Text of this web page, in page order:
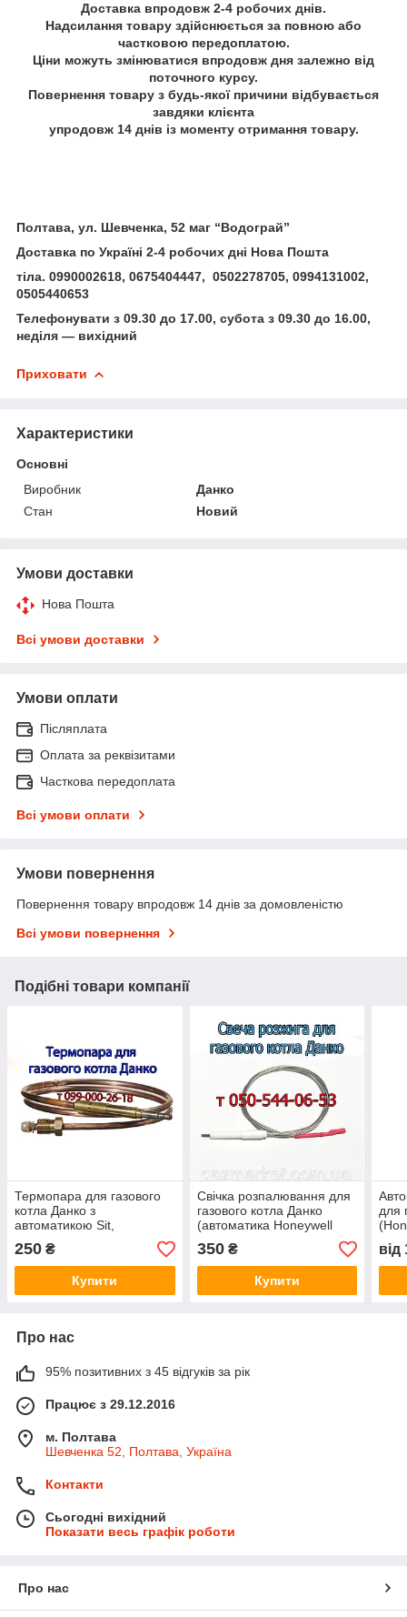
Доставка впродовж 2-4 робочих днів.
Надсилання товару здійснюється за повною або
частковою передоплатою.
Ціни можуть змінюватися впродовж дня залежно від
поточного курсу.
Повернення товару з будь-якої причини відбувається
завдяки клієнта
упродовж 14 днів із моменту отримання товару.
Полтава, ул. Шевченка, 52 маг “Водограй”
Доставка по Україні 2-4 робочих дні Нова Пошта
тіла. 0990002618, 0675404447, 0502278705, 0994131002,
0505440653
Телефонувати з 09.30 до 17.00, субота з 09.30 до 16.00,
неділя — вихідний
Приховати
Характеристики
Основні
Виробник
Данко
Стан
Новий
Умови доставки
Нова Пошта
Всі умови доставки
Умови оплати
Післяплата
Оплата за реквізитами
Часткова передоплата
Всі умови оплати
Умови повернення
Повернення товару впродовж 14 днів за домовленістю
Всі умови повернення
Подібні товари компанії
Термопара для газового
котла Данко з
автоматикою Sit,
Honeywell, Каре
250 ₴
Купити
Свічка розпалювання для
газового котла Данко
(автоматика Honeywell
5474)
350₴
Купити
для
від
Про нас
95% позитивних з 45 відгуків за рік
Працює з 29.12.2016
м. Полтава
Шевченка 52, Полтава, Україна
Контакти
Сьогодні вихідний
Показати весь графік роботи
Про нас